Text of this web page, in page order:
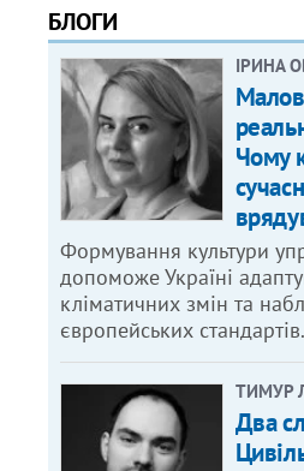
БЛОГИ
ІРИНА
Чому
Формування культури
допоможе Україні
кліматичних змін та
європейських стандартів.
ТИМУР
Два